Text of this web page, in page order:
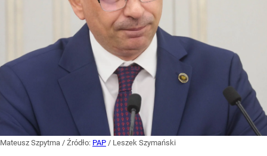
Mateusz Szpytma / Źródło: PAP / Leszek Szymański